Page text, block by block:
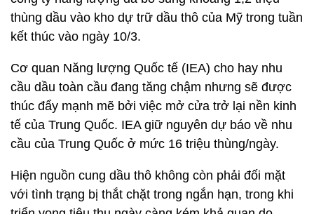
thùng dầu vào kho dự trữ dầu thô của Mỹ trong tuần
kết thúc vào ngày 10/3.
Cơ quan Năng lượng Quốc tế (IEA) cho hay nhu
cầu dầu toàn cầu đang tăng chậm nhưng sẽ được
thúc đẩy mạnh mẽ bởi việc mở cửa trở lại nền kinh
tế của Trung Quốc. IEA giữ nguyên dự báo về nhu
cầu của Trung Quốc ở mức 16 triệu thùng/ngày.
Hiện nguồn cung dầu thô không còn phải đối mặt
với tình trạng bị thắt chặt trong ngắn hạn, trong khi